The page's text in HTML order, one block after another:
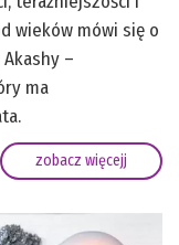
wieków mówi się o
–
ma
zobacz więcejj